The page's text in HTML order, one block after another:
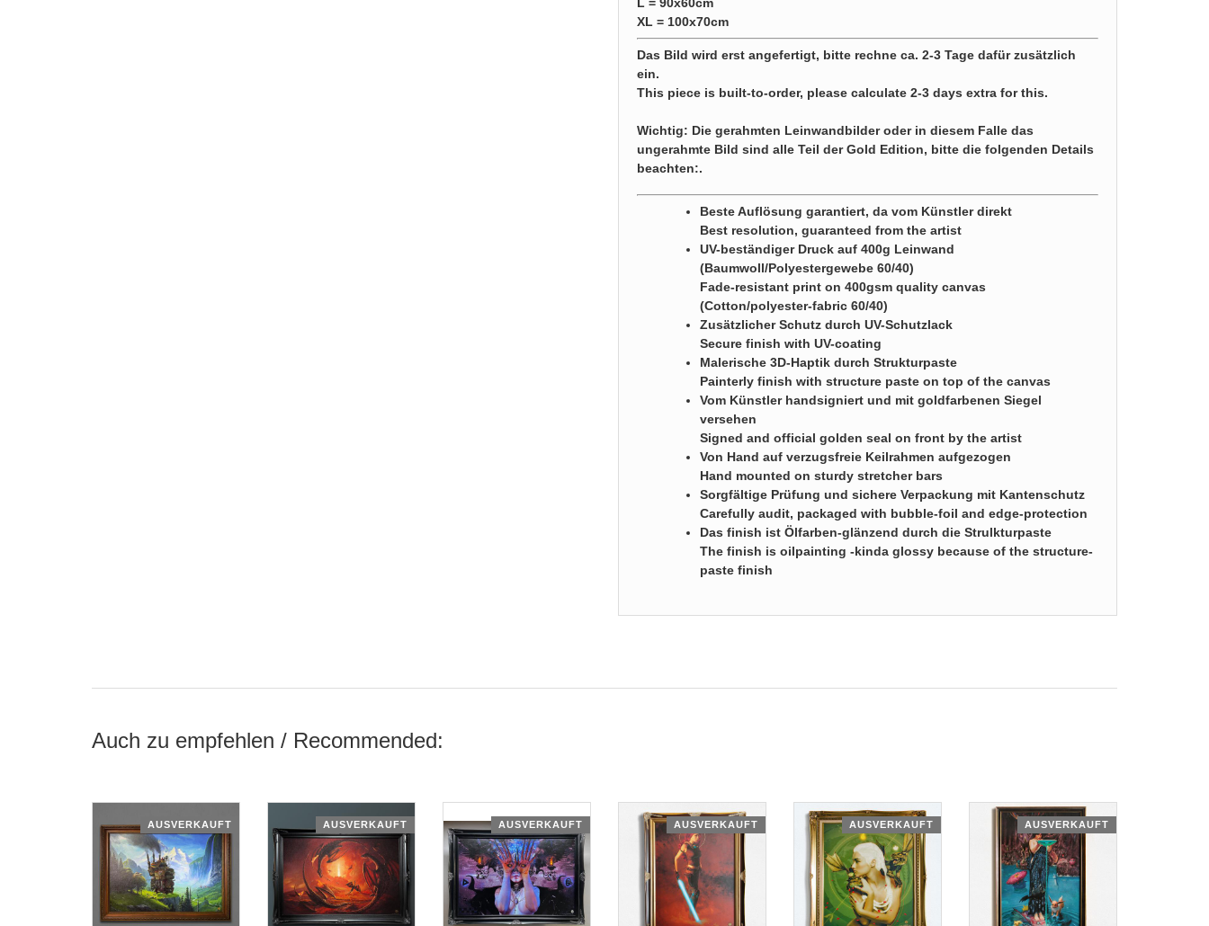
XL = 100x70cm
Das Bild wird erst angefertigt, bitte rechne ca. 2-3 Tage dafür zusätzlich
ein.
This piece is built-to-order, please calculate 2-3 days extra for this.
Wichtig: Die gerahmten Leinwandbilder oder in diesem Falle das
ungerahmte Bild sind alle Teil der Gold Edition, bitte die folgenden Details
beachten:.
Beste Auflösung garantiert, da vom Künstler direkt
Best resolution, guaranteed from the artist
UV-beständiger Druck auf 400g Leinwand
(Baumwoll/Polyestergewebe 60/40)
Fade-resistant print on 400gsm quality canvas
(Cotton/polyester-fabric 60/40)
Zusätzlicher Schutz durch UV-Schutzlack
Secure finish with UV-coating
Malerische 3D-Haptik durch Strukturpaste
Painterly finish with structure paste on top of the canvas
Vom Künstler handsigniert und mit goldfarbenen Siegel
versehen
Signed and official golden seal on front by the artist
Von Hand auf verzugsfreie Keilrahmen aufgezogen
Hand mounted on sturdy stretcher bars
Sorgfältige Prüfung und sichere Verpackung mit Kantenschutz
Carefully audit, packaged with bubble-foil and edge-protection
Das finish ist Ölfarben-glänzend durch die Strulkturpaste
The finish is oilpainting -kinda glossy because of the structure-
paste finish
Auch zu empfehlen / Recommended:
AUSVERKAUFT AUSVERKAUFT AUSVERKAUFT AUSVERKAUFT AUSVERKAUFT AUSVERKAUFT